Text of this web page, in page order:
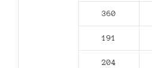
360
191
204